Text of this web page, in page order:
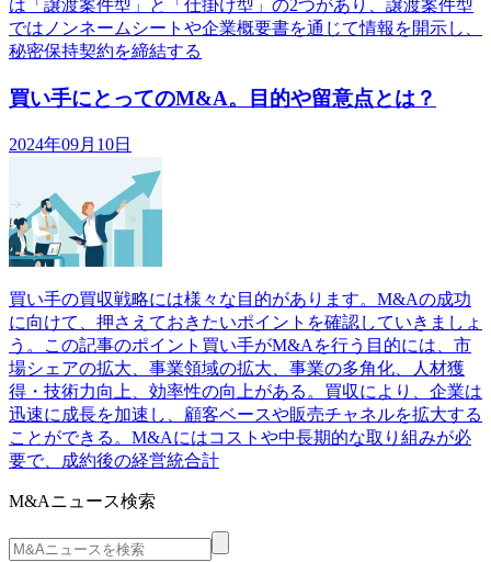
は「譲渡案件型」と「仕掛け型」の2つがあり、譲渡案件型
ではノンネームシートや企業概要書を通じて情報を開示し、
秘密保持契約を締結する
買い手にとってのM&A。目的や留意点とは？
2024年09月10日
買い手の買収戦略には様々な目的があります。M&Aの成功
に向けて、押さえておきたいポイントを確認していきましょ
う。この記事のポイント買い手がM&Aを行う目的には、市
場シェアの拡大、事業領域の拡大、事業の多角化、人材獲
得・技術力向上、効率性の向上がある。買収により、企業は
迅速に成長を加速し、顧客ベースや販売チャネルを拡大する
ことができる。M&Aにはコストや中長期的な取り組みが必
要で、成約後の経営統合計
M&Aニュース検索